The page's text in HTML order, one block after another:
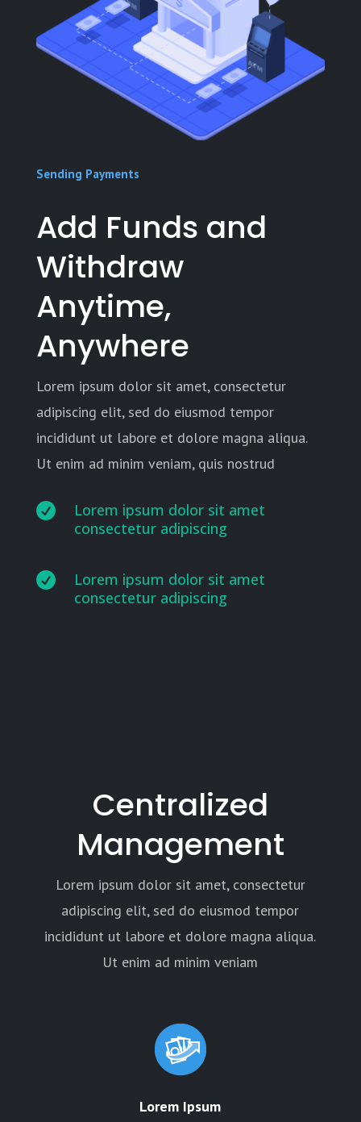
Sending Payments
Add Funds and
Withdraw
Anytime,
Anywhere
Lorem ipsum dolor sit amet, consectetur
adipiscing elit, sed do eiusmod tempor
incididunt ut labore et dolore magna aliqua.
Ut enim ad minim veniam, quis nostrud

Lorem ipsum dolor sit amet
consectetur adipiscing

Lorem ipsum dolor sit amet
consectetur adipiscing
Centralized
Management
Lorem ipsum dolor sit amet, consectetur
adipiscing elit, sed do eiusmod tempor
incididunt ut labore et dolore magna aliqua.
Ut enim ad minim veniam
Lorem Ipsum